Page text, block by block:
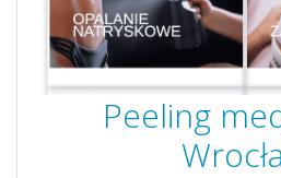
Peeling